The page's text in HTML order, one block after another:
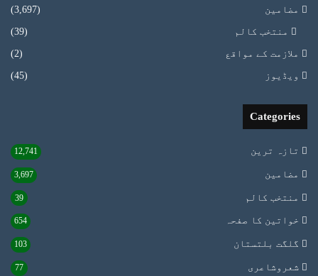
مضامین (3,697)
منتخب کالم (39)
ملازمت کے مواقع (2)
ویڈیوز (45)
Categories
تازہ ترین 12,741
مضامین 3,697
منتخب کالم 39
خواتین کا صفحہ 654
گلگت بلتستان 103
شعروشاعری 77